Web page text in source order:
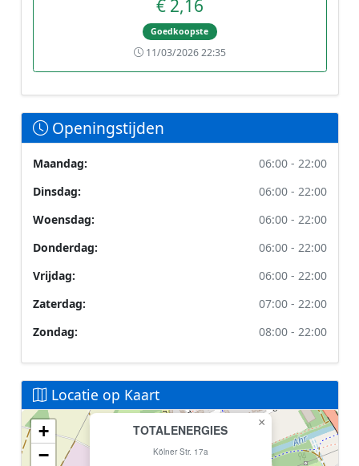
€ 2,16
Goedkoopste
11/03/2026 22:35
Openingstijden
Maandag:
06:00 - 22:00
Dinsdag:
06:00 - 22:00
Woensdag:
06:00 - 22:00
Donderdag:
06:00 - 22:00
Vrijdag:
06:00 - 22:00
Zaterdag:
07:00 - 22:00
Zondag:
08:00 - 22:00
Locatie op Kaart
Geen locatiegegevens beschikbaar voor dit station.
Dit station heeft geen GPS coördinaten in de database.
TOTALENERGIES
Kölner Str. 17a
×
+
−